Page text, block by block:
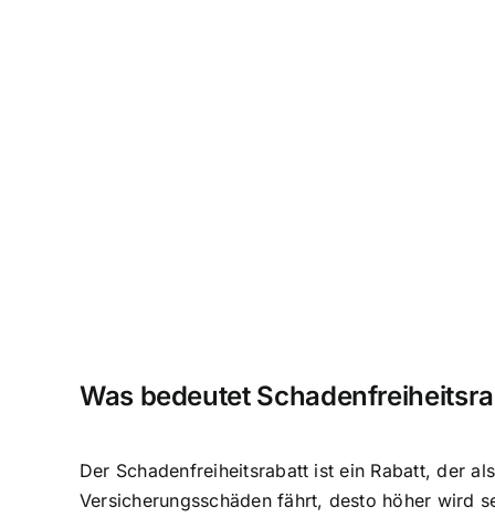
Was bedeutet
Der Schadenfreiheitsrabatt ist ein Rabatt, der
Versicherungsschäden fährt, desto höher wird